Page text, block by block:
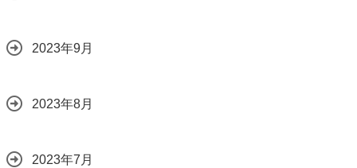
2023年9月
2023年8月
2023年7月